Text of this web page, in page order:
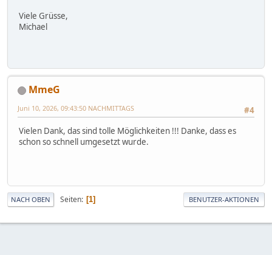
Viele Grüsse,
Michael
MmeG
#4
Juni 10, 2026, 09:43:50 NACHMITTAGS
Vielen Dank, das sind tolle Möglichkeiten !!! Danke, dass es
schon so schnell umgesetzt wurde.
NACH OBEN Seiten 1 BENUTZER-AKTIONEN